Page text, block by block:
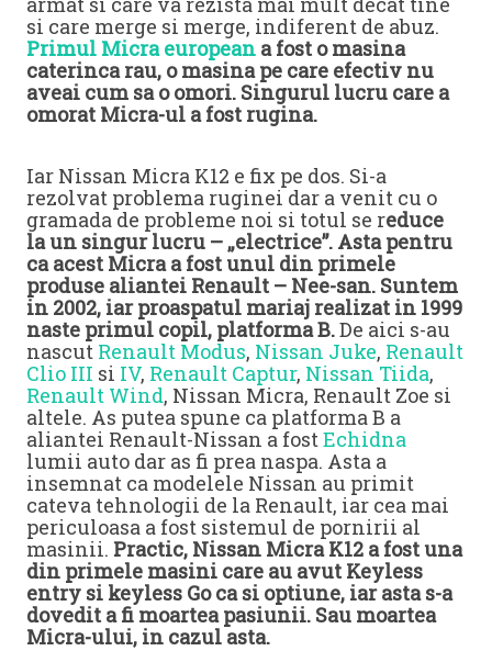
si care merge si merge, indiferent de abuz.
Primul Micra european a fost o masina
caterinca rau, o masina pe care efectiv nu
aveai cum sa o omori. Singurul lucru care a
omorat Micra-ul a fost rugina.
Iar Nissan Micra K12 e fix pe dos. Si-a
rezolvat problema ruginei dar a venit cu o
gramada de probleme noi si totul se reduce
la un singur lucru – „electrice”. Asta pentru
ca acest Micra a fost unul din primele
produse aliantei Renault – Nee-san. Suntem
in 2002, iar proaspatul mariaj realizat in 1999
naste primul copil, platforma B.De aici s-au
nascut Renault Modus, Nissan Juke, Renault
Clio III si IV, Renault Captur, Nissan Tiida,
Renault Wind, Nissan Micra, Renault Zoe si
altele. As putea spune ca platforma B a
aliantei Renault-Nissan a fostEchidna
lumii auto dar as fi prea naspa. Asta a
insemnat ca modelele Nissan au primit
cateva tehnologii de la Renault, iar cea mai
periculoasa a fost sistemul de pornirii al
masinii. Practic, Nissan Micra K12 a fost una
din primele masini care au avut Keyless
entry si keyless Go ca si optiune, iar asta s-a
dovedit a fi moartea pasiunii. Sau moartea
Micra-ului, in cazul asta.